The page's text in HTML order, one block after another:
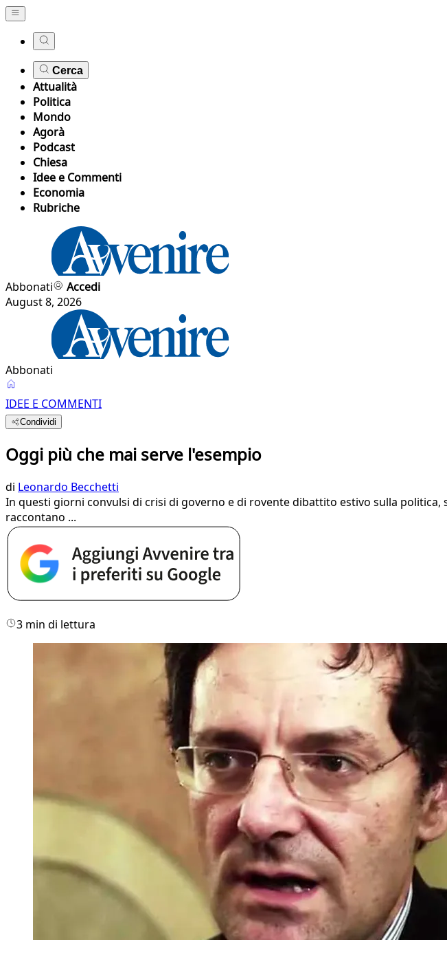
Cerca
Attualità
Politica
Mondo
Agorà
Podcast
Chiesa
Idee e Commenti
Economia
Rubriche
Abbonati
Accedi
August 8, 2026
Abbonati
IDEE E COMMENTI
Condividi
Oggi più che mai serve l'esempio
di Leonardo Becchetti
In questi giorni convulsi di crisi di governo e di rovente dibattito estivo sulla
raccontano ...
3 min di lettura